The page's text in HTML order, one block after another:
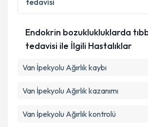
tedavisi
Endokrin bozuklukluklarda
tedavisi ile İlgili Hastalıklar
Van İpekyolu Ağırlık kaybı
Van İpekyolu Ağırlık kazanımı
Van İpekyolu Ağırlık kontrolü